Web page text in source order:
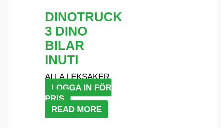
DINOTRUCK
3 DINO
BILAR
INUTI
ALLA LEKSAKER
LOGGA IN FÖR
PRIS
READ MORE